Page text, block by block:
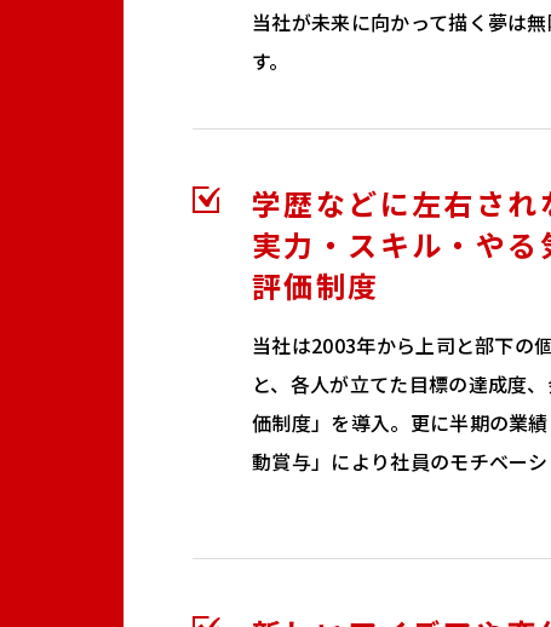
当社が未来に向かって描く夢は
す。
学歴などに左右され
実力・スキル・やる
評価制度
当社は2003年から上司と部下の
と、各人が立てた目標の達成度
価制度」を導入。更に半期の業
動賞与」により社員のモチベーシ